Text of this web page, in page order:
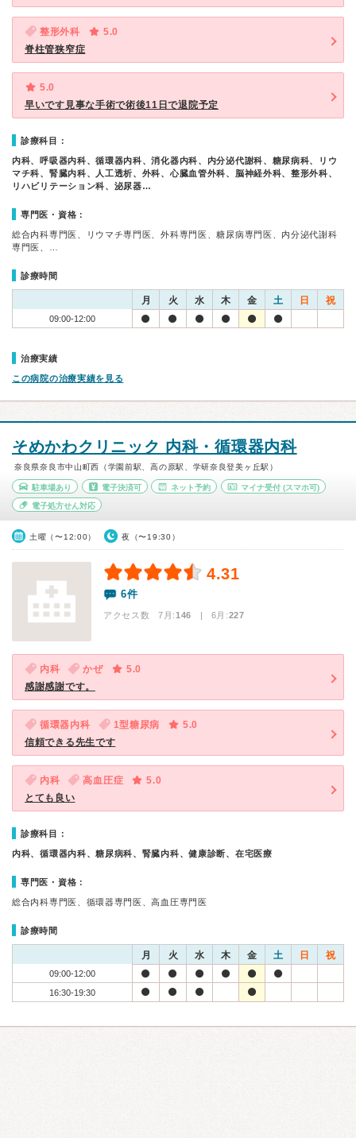
整形外科
5.0
脊柱管狭窄症
5.0
早いです見事な手術で術後11日で退院予定
診療科目：
内科、呼吸器内科、循環器内科、消化器内科、内分泌代謝科、糖尿病科、リウ
マチ科、腎臓内科、人工透析、外科、心臓血管外科、脳神経外科、整形外科、
リハビリテーション科、泌尿器…
専門医・資格：
総合内科専門医、リウマチ専門医、外科専門医、糖尿病専門医、内分泌代謝科
専門医、…
診療時間
月 火 水 木 金 土 日 祝
09:00-12:00
治療実績
この病院の治療実績を見る
そめかわクリニック 内科・循環器内科
奈良県奈良市中山町西（学園前駅、高の原駅、学研奈良登美ヶ丘駅）
駐車場あり 電子決済可 ネット予約 マイナ受付 (スマホ可)
電子処方せん対応
土曜（〜12:00） 夜（〜19:30）
4.31
6件
アクセス数 7月:146 | 6月:227
内科 かぜ
5.0
感謝感謝です。
循環器内科 1型糖尿病
5.0
信頼できる先生です
内科 高血圧症
5.0
とても良い
診療科目：
内科、循環器内科、糖尿病科、腎臓内科、健康診断、在宅医療
専門医・資格：
総合内科専門医、循環器専門医、高血圧専門医
診療時間
月 火 水 木 金 土 日 祝
09:00-12:00
16:30-19:30